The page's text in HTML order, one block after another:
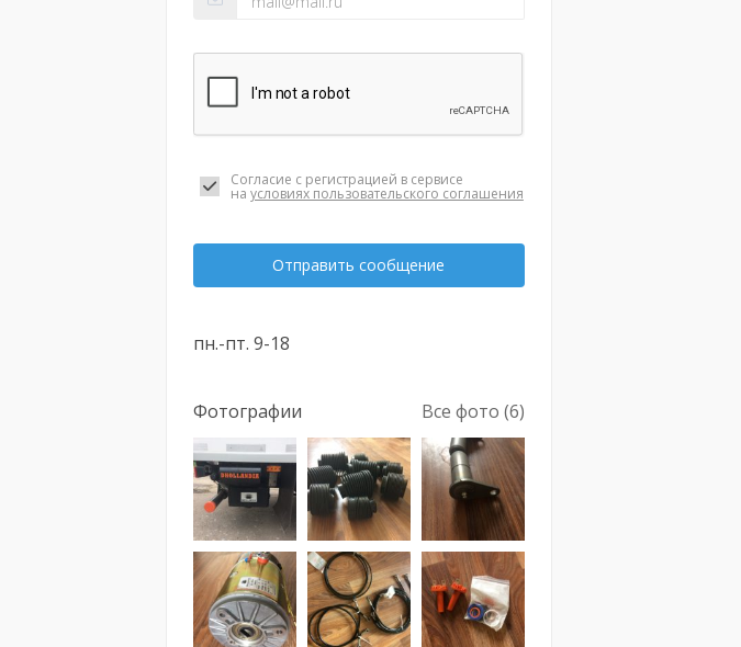
Согласие с регистрацией в сервисе
на условиях пользовательского соглашения
Отправить сообщение
пн.-пт. 9-18
Фотографии Все фото (6)